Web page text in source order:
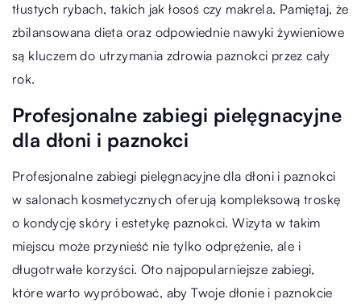
tłustych rybach, takich jak łosoś czy makrela. Pamiętaj, że
zbilansowana dieta oraz odpowiednie nawyki żywieniowe
są kluczem do utrzymania zdrowia paznokci przez cały
rok.
Profesjonalne zabiegi pielęgnacyjne
dla dłoni i paznokci
Profesjonalne zabiegi pielęgnacyjne dla dłoni i paznokci
w salonach kosmetycznych oferują kompleksową troskę
o kondycję skóry i estetykę paznokci. Wizyta w takim
miejscu może przynieść nie tylko odprężenie, ale i
długotrwałe korzyści. Oto najpopularniejsze zabiegi,
które warto wypróbować, aby Twoje dłonie i paznokcie